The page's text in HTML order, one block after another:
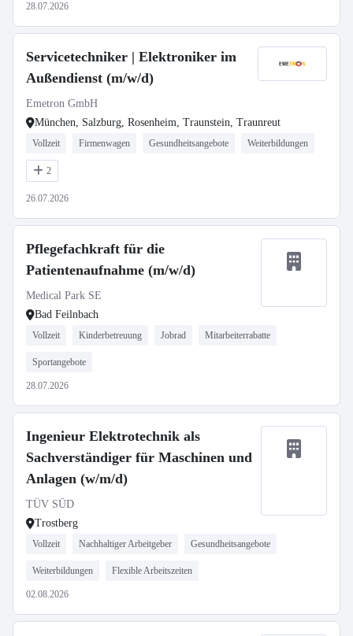
28.07.2026
Servicetechniker | Elektroniker im
Außendienst (m/w/d)
Emetron GmbH
München, Salzburg, Rosenheim, Traunstein, Traunreut
Vollzeit Firmenwagen Gesundheitsangebote Weiterbildungen
2
26.07.2026
Pflegefachkraft für die
Patientenaufnahme (m/w/d)
Medical Park SE
Bad Feilnbach
Vollzeit Kinderbetreuung Jobrad Mitarbeiterrabatte
Sportangebote
28.07.2026
Ingenieur Elektrotechnik als
Sachverständiger für Maschinen und
Anlagen (w/m/d)
TÜV SÜD
Trostberg
Vollzeit Nachhaltiger Arbeitgeber Gesundheitsangebote
Weiterbildungen Flexible Arbeitszeiten
02.08.2026